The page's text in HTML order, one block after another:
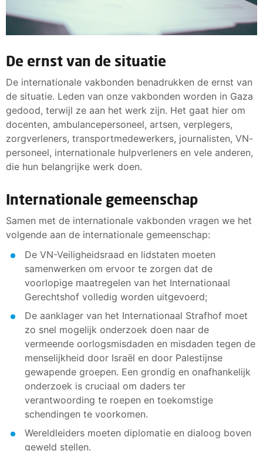
De ernst van de situatie
De internationale vakbonden benadrukken de ernst van
de situatie. Leden van onze vakbonden worden in Gaza
gedood, terwijl ze aan het werk zijn. Het gaat hier om
docenten, ambulancepersoneel, artsen, verplegers,
zorgverleners, transportmedewerkers, journalisten, VN-
personeel, internationale hulpverleners en vele anderen,
die hun belangrijke werk doen.
Internationale gemeenschap
Samen met de internationale vakbonden vragen we het
volgende aan de internationale gemeenschap:
De VN-Veiligheidsraad en lidstaten moeten
samenwerken om ervoor te zorgen dat de
voorlopige maatregelen van het Internationaal
Gerechtshof volledig worden uitgevoerd;
De aanklager van het Internationaal Strafhof moet
zo snel mogelijk onderzoek doen naar de
vermeende oorlogsmisdaden en misdaden tegen de
menselijkheid door Israël en door Palestijnse
gewapende groepen. Een grondig en onafhankelijk
onderzoek is cruciaal om daders ter
verantwoording te roepen en toekomstige
schendingen te voorkomen.
Wereldleiders moeten diplomatie en dialoog boven
geweld stellen.